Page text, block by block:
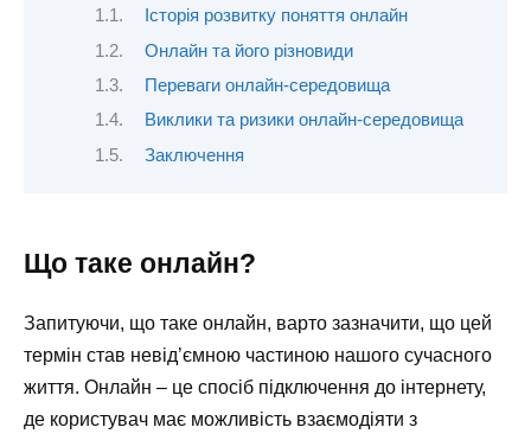
Історія розвитку поняття онлайн
Онлайн та його різновиди
Переваги онлайн-середовища
Виклики та ризики онлайн-середовища
Заключення
Що таке онлайн?
Запитуючи, що таке онлайн, варто зазначити, що цей
термін став невід’ємною частиною нашого сучасного
життя. Онлайн – це спосіб підключення до інтернету,
де користувач має можливість взаємодіяти з